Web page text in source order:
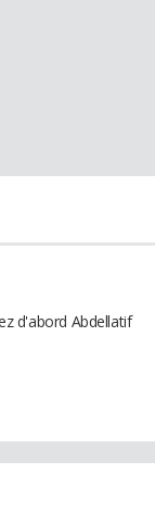
d'abord Abdellatif